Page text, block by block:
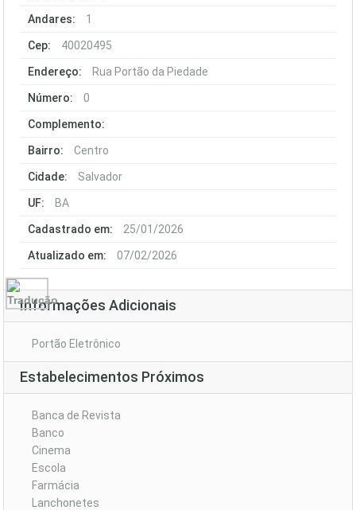
Andares: 1
Cep: 40020495
Endereço: Rua Portão da Piedade
Número: 0
Complemento:
Bairro: Centro
Cidade: Salvador
UF: BA
Cadastrado em: 25/01/2026
Atualizado em: 07/02/2026
Informações Adicionais
Portão Eletrônico
Estabelecimentos Próximos
Banca de Revista
Banco
Cinema
Escola
Farmácia
Lanchonetes